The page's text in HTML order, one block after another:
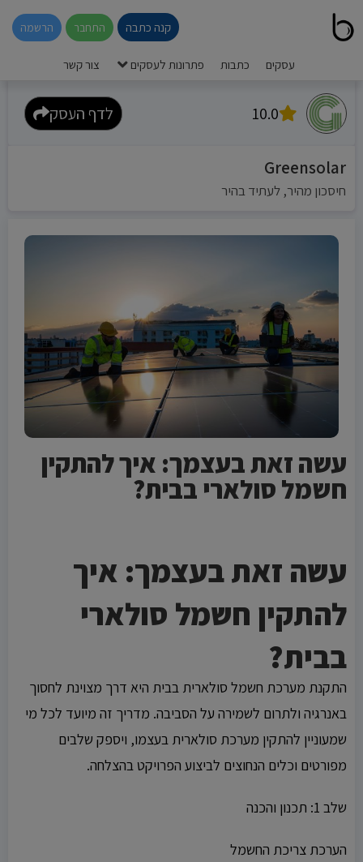
קנה כתבה התחבר הרשמה
עסקים כתבות פתרונות לעסקים צור קשר
10.0 לדף העסק
Greensolar
חיסכון מהיר, לעתיד בהיר
עשה זאת בעצמך: איך להתקין
חשמל סולארי בבית?
עשה זאת בעצמך: איך
להתקין חשמל סולארי
בבית?
התקנת מערכת חשמל סולארית בבית היא דרך מצוינת לחסוך
באנרגיה ולתרום לשמירה על הסביבה. מדריך זה מיועד לכל מי
שמעוניין להתקין מערכת סולארית בעצמו, ויספק שלבים
מפורטים וכלים הנחוצים לביצוע הפרויקט בהצלחה.
שלב 1: תכנון והכנה
הערכת צריכת החשמל